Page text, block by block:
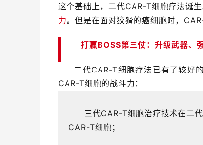
这个基础上，二代CAR-T细胞疗法诞
力。但是在面对狡猾的癌细胞时，
打赢BOSS第三仗：升级武器、
二代CAR-T细胞疗法已有了较好
CAR-T细胞的战斗力：
三代CAR-T细胞治疗技术在二
CAR-T细胞；